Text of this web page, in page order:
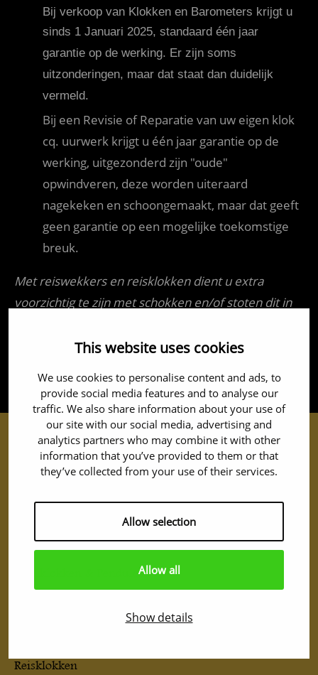
This website uses cookies
We use cookies to personalise content and ads, to
provide social media features and to analyse our
traffic. We also share information about your use of
our site with our social media, advertising and
analytics partners who may combine it with other
information that you’ve provided to them or that
they’ve collected from your use of their services.
Allow selection
Allow all
Show details
Bij verkoop van Klokken en Barometers krijgt u
sinds 1 Januari 2025, standaard één jaar
garantie op de werking. Er zijn soms
uitzonderingen, maar dat staat dan duidelijk
vermeld.
Bij een Revisie of Reparatie van uw eigen klok
cq. uurwerk krijgt u één jaar garantie op de
werking, uitgezonderd zijn "oude"
opwindveren, deze worden uiteraard
nagekeken en schoongemaakt, maar dat geeft
geen garantie op een mogelijke toekomstige
breuk.
Met reiswekkers en reisklokken dient u extra
voorzichtig te zijn met schokken en/of stoten dit in
uurwerk en echappement.
Wandklokken
Comtoise en lantaarnklokken
Overige Wandklokken
Tafelklokken & Pendules
Reisklokken